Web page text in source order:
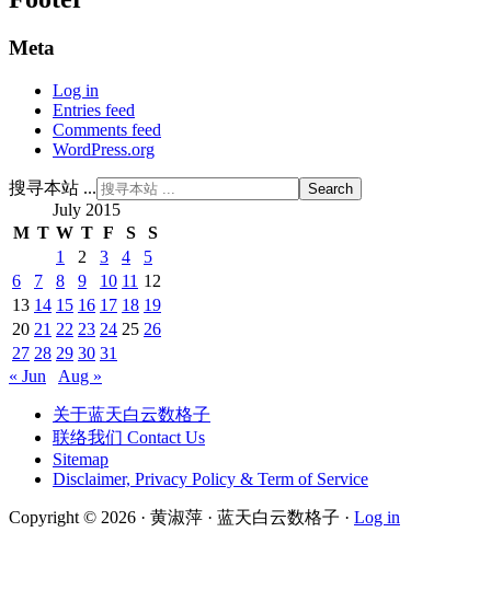
Meta
Log in
Entries feed
Comments feed
WordPress.org
搜寻本站 ...
July 2015
M T W T F S
S
1
2 3 4
5
6
7 8 9 10 11 12
13 14 15 16 17 18 19
20 21 22 23 24 25 26
27 28 29 30 31
« Jun
Aug »
关于蓝天白云数格子
联络我们 Contact Us
Sitemap
Disclaimer, Privacy Policy & Term of Service
Copyright © 2026 · 黄淑萍 · 蓝天白云数格子 · Log in